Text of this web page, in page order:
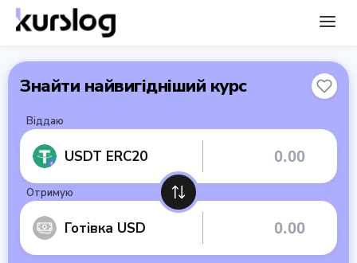
Знайти найвигідніший курс
Віддаю
USDT ERC20
Отримую
Готівка USD